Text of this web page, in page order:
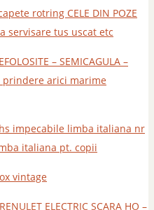
rotring CELE DIN POZE
servisare tus uscat etc
– SEMICAGULA –
prindere arici marime
impecabile limba italiana nr
italiana pt. copii
vintage
ELECTRIC SCARA HO –